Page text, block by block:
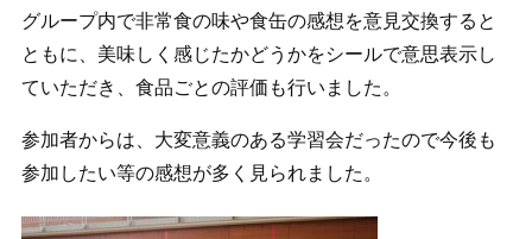
グループ内で非常食の味や食缶の感想を意見交換すると
ともに、美味しく感じたかどうかをシールで意思表示し
ていただき、食品ごとの評価も行いました。
参加者からは、大変意義のある学習会だったので今後も
参加したい等の感想が多く見られました。